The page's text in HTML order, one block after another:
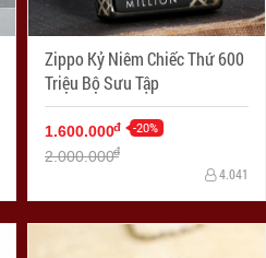
Zippo Kỷ Niêm Chiếc Thứ 600
Triệu Bộ Sưu Tập
1.600.000đ -20%
2.000.000đ
4.041